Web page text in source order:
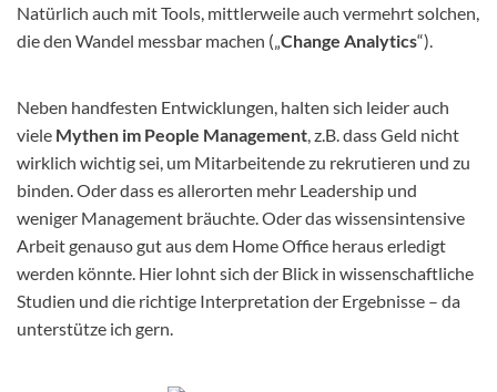
Natürlich auch mit Tools, mittlerweile auch vermehrt solchen,
die den Wandel messbar machen („Change Analytics“).
Neben handfesten Entwicklungen, halten sich leider auch
viele Mythen im People Management, z.B. dass Geld nicht
wirklich wichtig sei, um Mitarbeitende zu rekrutieren und zu
binden. Oder dass es allerorten mehr Leadership und
weniger Management bräuchte. Oder das wissensintensive
Arbeit genauso gut aus dem Home Office heraus erledigt
werden könnte. Hier lohnt sich der Blick in wissenschaftliche
Studien und die richtige Interpretation der Ergebnisse – da
unterstütze ich gern.